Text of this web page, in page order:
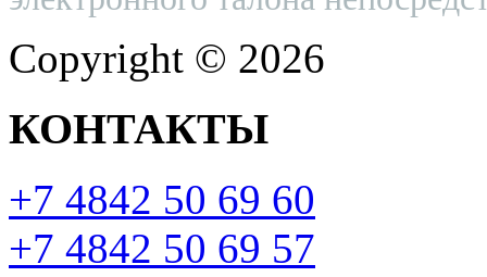
Copyright © 2026
КОНТАКТЫ
+7 4842 50 69 60
+7 4842 50 69 57